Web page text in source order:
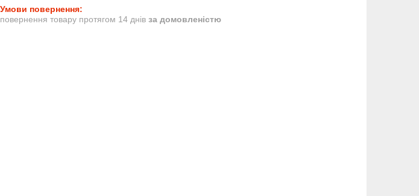
повернення товару протягом 14 днів за домовленістю